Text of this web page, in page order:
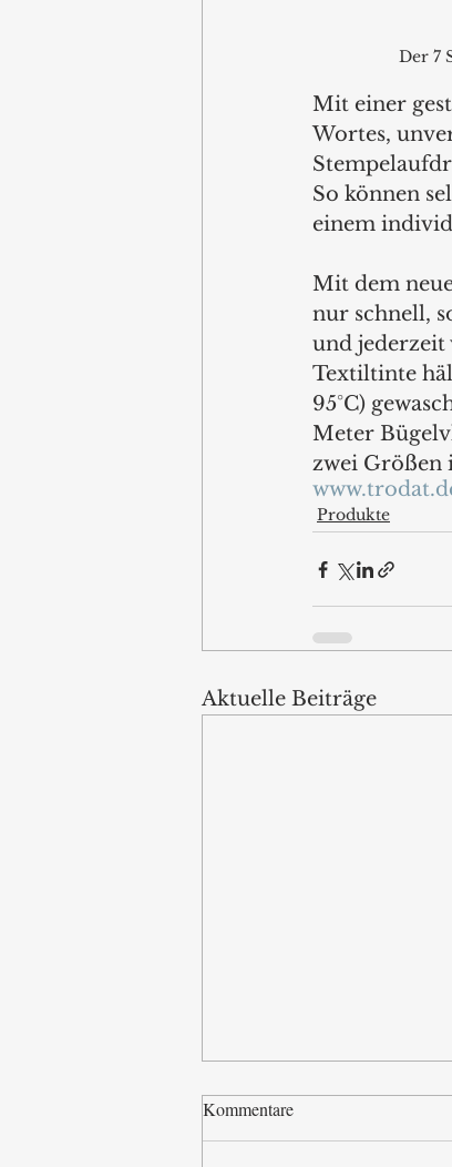
Der 7
Mit einer
Wortes,
So können
einem
Mit dem
nur schnell,
und jederzeit
Textiltinte
95°C)
Meter
zwei Größen
Produkte
Aktuelle Beiträge
Kommentare